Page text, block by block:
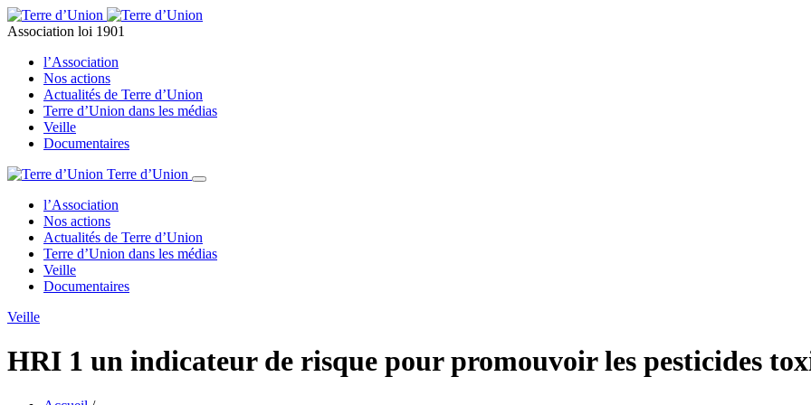
Association loi 1901
l’Association
Nos actions
Actualités de Terre d’Union
Terre d’Union dans les médias
Veille
Documentaires
Terre d’Union
l’Association
Nos actions
Actualités de Terre d’Union
Terre d’Union dans les médias
Veille
Documentaires
Veille
HRI 1 un indicateur de risque pour promouvoir les pesticides